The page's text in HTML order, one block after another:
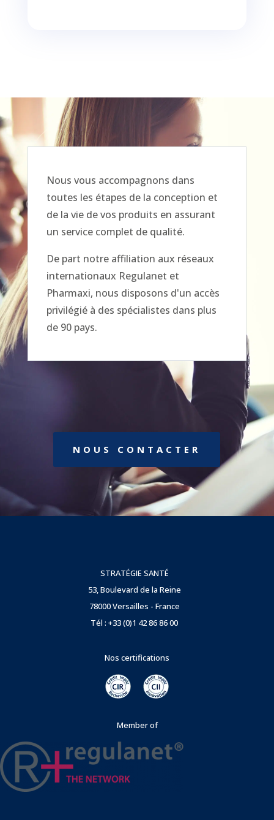
Nous vous accompagnons dans
toutes les étapes de la conception et
de la vie de vos produits en assurant
un service complet de qualité.
De part notre affiliation aux réseaux
internationaux Regulanet et
Pharmaxi, nous disposons d'un accès
privilégié à des spécialistes dans plus
de 90 pays.
NOUS CONTACTER
STRATÉGIE SANTÉ
53, Boulevard de la Reine
78000 Versailles - France
Tél : +33 (0)1 42 86 86 00
Nos certifications
Member of